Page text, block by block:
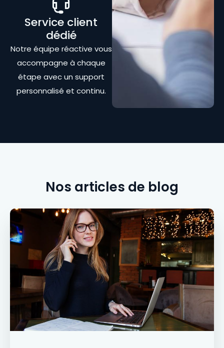
Service client
dédié
Notre équipe réactive vous
accompagne à chaque
étape avec un support
personnalisé et continu.
Nos articles de blog